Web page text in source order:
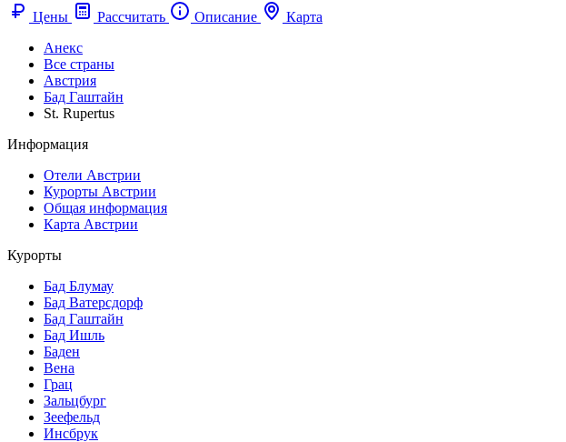
Цены
Рассчитать Описание
Карта
Анекс
Все страны
Австрия
Бад Гаштайн
St. Rupertus
Информация
Отели Австрии
Курорты Австрии
Общая информация
Карта Австрии
Курорты
Бад Блумау
Бад Ватерсдорф
Бад Гаштайн
Бад Ишль
Баден
Вена
Грац
Зальцбург
Зеефельд
Инсбрук